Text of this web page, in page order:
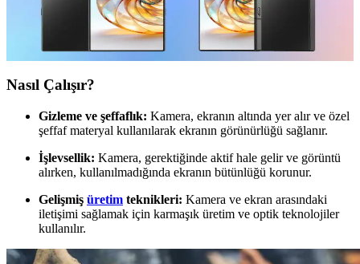
Ekran altı kameralar, çentiksiz ve bütünsel ekranlar sağlayarak
telefon tasarımını yeniden şekillendiriyor. Bu teknolojinin gelişimi
ve gelecekteki potansiyeli üzerine detaylar içerir.
Nasıl Çalışır?
Gizleme ve şeffaflık: Kamera, ekranın altında yer alır ve özel
şeffaf materyal kullanılarak ekranın görünürlüğü sağlanır.
İşlevsellik: Kamera, gerektiğinde aktif hale gelir ve görüntü
alırken, kullanılmadığında ekranın bütünlüğü korunur.
Gelişmiş üretim teknikleri: Kamera ve ekran arasındaki
iletişimi sağlamak için karmaşık üretim ve optik teknolojiler
kullanılır.